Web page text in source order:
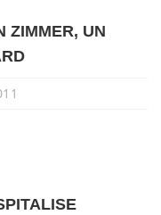
ZIMMER, UN